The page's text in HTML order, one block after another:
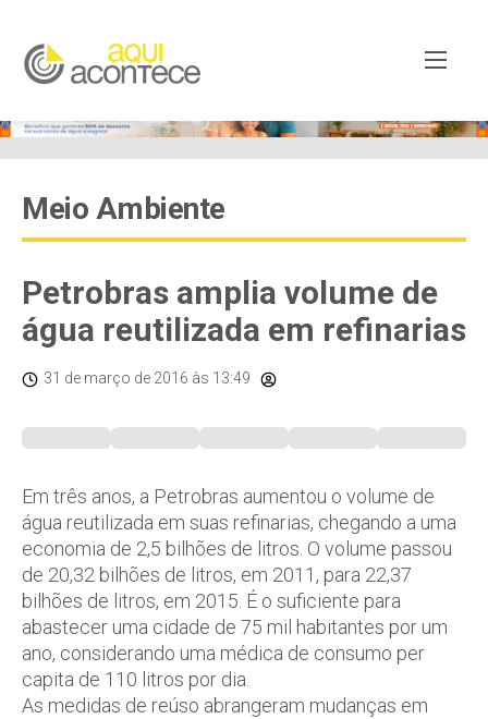
Meio Ambiente
Petrobras amplia volume de
água reutilizada em refinarias
31 de março de 2016 às 13:49
Em três anos, a Petrobras aumentou o volume de
água reutilizada em suas refinarias, chegando a uma
economia de 2,5 bilhões de litros. O volume passou
de 20,32 bilhões de litros, em 2011, para 22,37
bilhões de litros, em 2015. É o suficiente para
abastecer uma cidade de 75 mil habitantes por um
ano, considerando uma médica de consumo per
capita de 110 litros por dia.
As medidas de reúso abrangeram mudanças em